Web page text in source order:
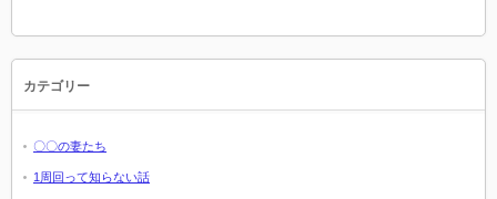
カテゴリー
〇〇の妻たち
1周回って知らない話